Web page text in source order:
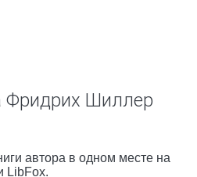
Фридрих Шиллер
автора в одном месте на
LibFox.